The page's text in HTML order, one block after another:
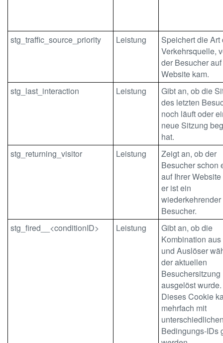
stg_traffic_source_priority Leistung
Speichert die Art
Verkehrsquelle,
der Besucher
Website kam.
stg_last_interaction
Leistung
Gibt an, ob die
des letzten
noch läuft oder
neue Sitzung
hat.
stg_returning_visitor
Leistung
Zeigt an, ob der
Besucher schon
auf Ihrer
er ist ein
wiederkehrender
Besucher.
stg_fired__<conditionID>
Leistung
Gibt an, ob die
Kombination aus
und Auslöser
der aktuellen
Besuchersitzung
ausgelöst wurde.
Dieses Cookie
mehrfach mit
Bedingungs-IDs